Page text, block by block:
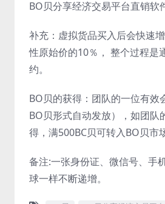
BO贝分享经济交易平台直销软
补充：虚拟货品买入后会快速
性原始价的10％， 整个过程是
约。
BO贝的获得：团队的一位有效
BO贝形式自动发放），如团
得，满500BC贝可转入BO贝市
备注:一张身份证、微信号、手
球一样不断递增。